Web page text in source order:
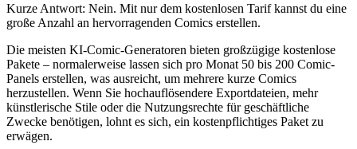
Kurze Antwort: Nein. Mit nur dem kostenlosen Tarif kannst du eine
große Anzahl an hervorragenden Comics erstellen.
Die meisten KI-Comic-Generatoren bieten großzügige kostenlose
Pakete – normalerweise lassen sich pro Monat 50 bis 200 Comic-
Panels erstellen, was ausreicht, um mehrere kurze Comics
herzustellen. Wenn Sie hochauflösendere Exportdateien, mehr
künstlerische Stile oder die Nutzungsrechte für geschäftliche
Zwecke benötigen, lohnt es sich, ein kostenpflichtiges Paket zu
erwägen.